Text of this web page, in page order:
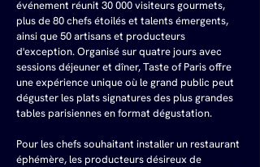
événement réunit 30 000 visiteurs gourmets,
plus de 80 chefs étoilés et talents émergents,
ainsi que 50 artisans et producteurs
d'exception. Organisé sur quatre jours avec
sessions déjeuner et dîner, Taste of Paris offre
une expérience unique où le grand public peut
déguster les plats signatures des plus grandes
tables parisiennes en format dégustation.
Pour les chefs souhaitant installer un restaurant
éphémère, les producteurs désireux de